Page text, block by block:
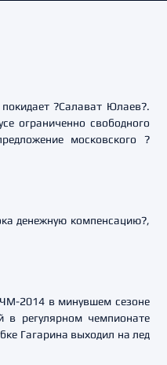
?Салават Юлаев?.
ограниченно свободного
московского ?
денежную компенсацию?,
2014 в минувшем сезоне
в регулярном чемпионате
Гагарина выходил на лед